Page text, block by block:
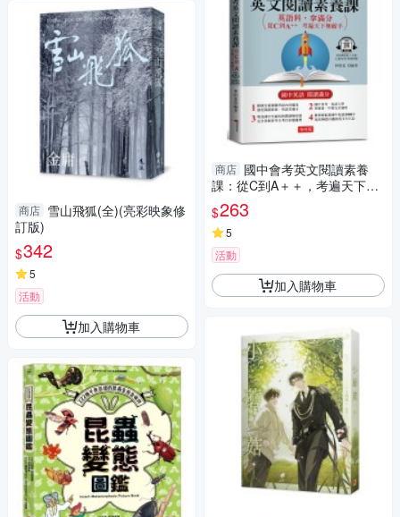
商店 雪山飛狐(全)(亮彩映象修
訂版)
$342
5
活動
加入購物車
商店 國中會考英文閱讀素養
課：從C到A＋＋，考遍天下無
敵手(附QR Code線上學習音
$263
5
活動
加入購物車